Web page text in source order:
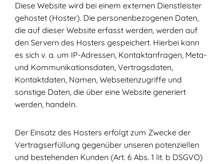
Diese Website wird bei einem externen Dienstleister
gehostet (Hoster). Die personenbezogenen Daten,
die auf dieser Website erfasst werden, werden auf
den Servern des Hosters gespeichert. Hierbei kann
es sich v. a. um IP-Adressen, Kontaktanfragen, Meta-
und Kommunikationsdaten, Vertragsdaten,
Kontaktdaten, Namen, Webseitenzugriffe und
sonstige Daten, die über eine Website generiert
werden, handeln.
Der Einsatz des Hosters erfolgt zum Zwecke der
Vertragserfüllung gegenüber unseren potenziellen
und bestehenden Kunden (Art. 6 Abs. 1 lit. b DSGVO)